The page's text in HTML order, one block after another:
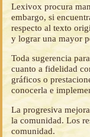
Lexivox procura
embargo, si
respecto al texto
y lograr una mayor
Toda sugerencia
cuanto a fidelidad
gráficos o
conocerla e
La progresiva
la comunidad. Los
comunidad.